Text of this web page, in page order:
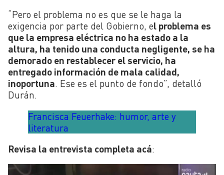
“Pero el problema no es que se le haga la
exigencia por parte del Gobierno, el problema es
que la empresa eléctrica no ha estado a la
altura, ha tenido una conducta negligente, se ha
demorado en restablecer el servicio, ha
entregado información de mala calidad,
inoportuna. Ese es el punto de fondo”, detalló
Durán.
Francisca Feuerhake: humor, arte y
literatura
Revisa la entrevista completa acá: